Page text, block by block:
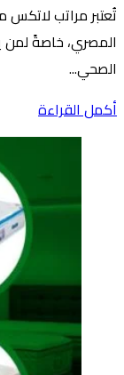
تُعتبر مراتب لاتكس
المصري، خاصةً لمن
الصحي...
أكمل القراءة